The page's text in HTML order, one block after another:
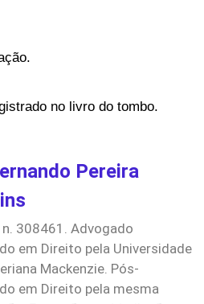
no livro do tombo.
Pereira
n. 308461. Advogado
em Direito pela Universidade
Mackenzie. Pós-
em Direito pela mesma